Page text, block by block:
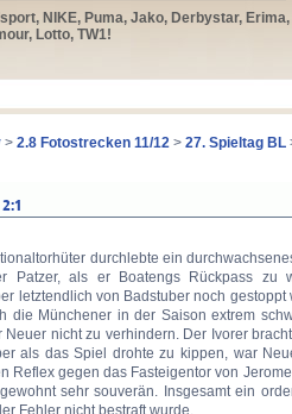
NIKE, Puma, Jako, Derbystar, Erima,
Lotto, TW1!
> 2.8 Fotostrecken 11/12 > 27. Spieltag BL
durchlebte ein
Patzer, als er Boatengs Rückpass zu
letztendlich von Badstuber noch gestoppt
die Münchener in der Saison extrem
nicht zu verhindern. Der Ivorer
als das Spiel drohte zu kippen, war
Reflex gegen das Fasteigentor von
sehr souverän. Insgesamt ein
Fehler nicht bestraft wurde.